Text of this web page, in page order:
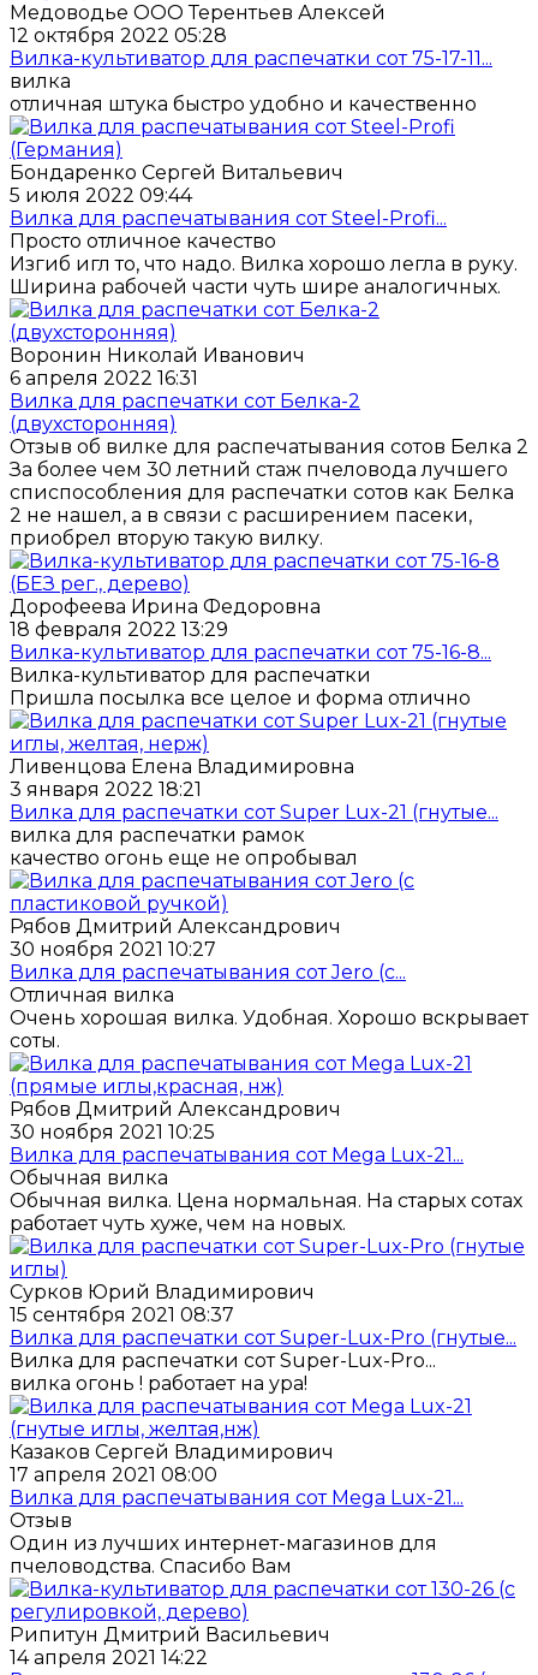
Медоводье ООО Терентьев Алексей
12 октября 2022 05:28
Вилка-культиватор для распечатки сот 75-17-11...
вилка
отличная штука быстро удобно и качественно
Бондаренко Сергей Витальевич
5 июля 2022 09:44
Вилка для распечатывания сот Steel-Profi...
Просто отличное качество
Изгиб игл то, что надо. Вилка хорошо легла в руку.
Ширина рабочей части чуть шире аналогичных.
Воронин Николай Иванович
6 апреля 2022 16:31
Вилка для распечатки сот Белка-2
(двухсторонняя)
Отзыв об вилке для распечатывания сотов Белка 2
За более чем 30 летний стаж пчеловода лучшего
списпособления для распечатки сотов как Белка
2 не нашел, а в связи с расширением пасеки,
приобрел вторую такую вилку.
Дорофеева Ирина Федоровна
18 февраля 2022 13:29
Вилка-культиватор для распечатки сот 75-16-8...
Вилка-культиватор для распечатки
Пришла посылка все целое и форма отлично
Ливенцова Елена Владимировна
3 января 2022 18:21
Вилка для распечатки сот Super Lux-21 (гнутые...
вилка для распечатки рамок
качество огонь еще не опробывал
Рябов Дмитрий Александрович
30 ноября 2021 10:27
Вилка для распечатывания сот Jero (с...
Отличная вилка
Очень хорошая вилка. Удобная. Хорошо вскрывает
соты.
Рябов Дмитрий Александрович
30 ноября 2021 10:25
Вилка для распечатывания сот Mega Lux-21...
Обычная вилка
Обычная вилка. Цена нормальная. На старых сотах
работает чуть хуже, чем на новых.
Сурков Юрий Владимирович
15 сентября 2021 08:37
Вилка для распечатки сот Super-Lux-Pro (гнутые...
Вилка для распечатки сот Super-Lux-Pro...
вилка огонь ! работает на ура!
Казаков Сергей Владимирович
17 апреля 2021 08:00
Вилка для распечатывания сот Mega Lux-21...
Отзыв
Один из лучших интернет-магазинов для
пчеловодства. Спасибо Вам
Рипитун Дмитрий Васильевич
14 апреля 2021 14:22